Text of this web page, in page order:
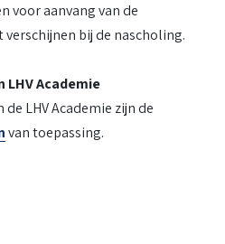
voor aanvang van de
bij de nascholing.
Academie
LHV Academie zijn de
van toepassing.